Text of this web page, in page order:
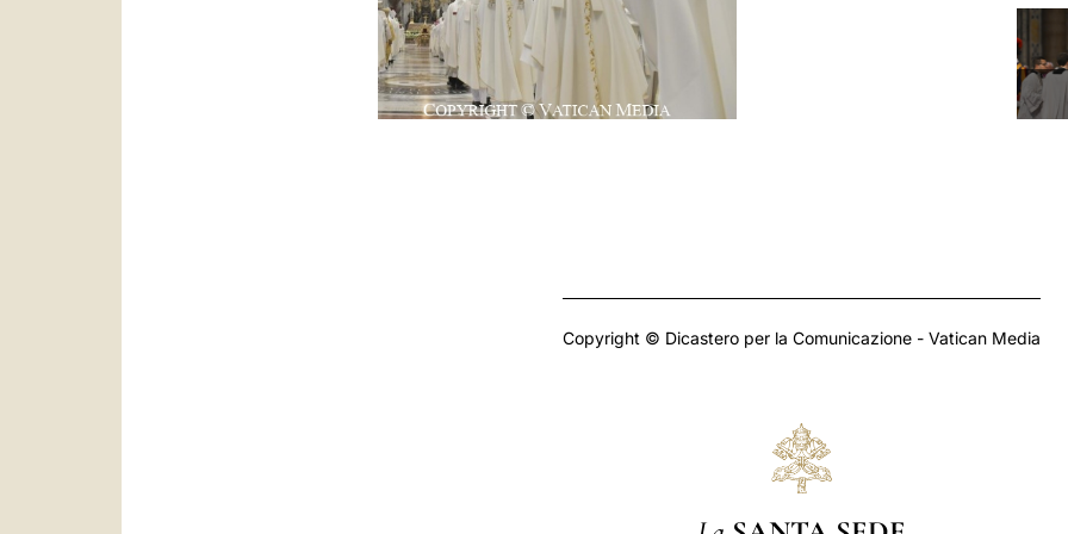
Copyright © Dicastero per la Comunicazione - Vatican Media